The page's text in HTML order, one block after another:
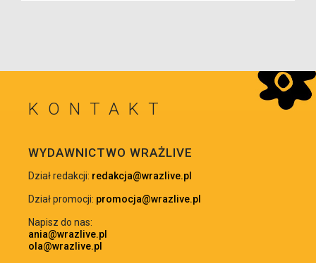
KONTAKT
WYDAWNICTWO WRAŻLIVE
Dział redakcji: redakcja@wrazlive.pl
Dział promocji: promocja@wrazlive.pl
Napisz do nas:
ania@wrazlive.pl
ola@wrazlive.pl